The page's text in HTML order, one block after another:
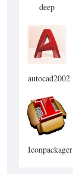
deep
password
remover(冰
点还原密
码清除器)
autocad2002
Iconpackager